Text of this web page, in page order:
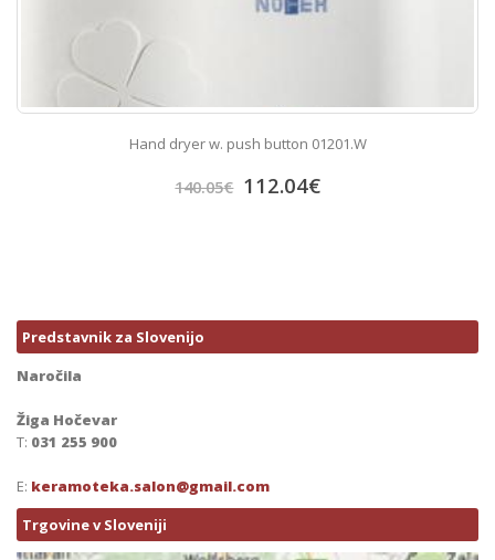
Hand dryer w. push button 01201.W
140.05€ 112.04€
Predstavnik za Slovenijo
Naročila
Žiga Hočevar
T: 031 255 900
E: keramoteka.salon@gmail.com
Trgovine v Sloveniji